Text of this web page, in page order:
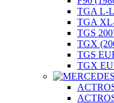
TGA L-
TGA
TGS
TGX
TGS
TGX